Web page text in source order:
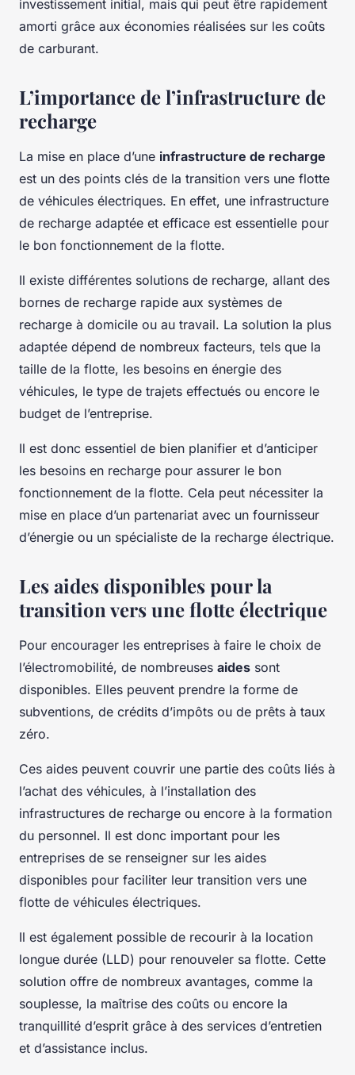
investissement initial, mais qui peut être rapidement
amorti grâce aux économies réalisées sur les coûts
de carburant.
L’importance de l’infrastructure de
recharge
La mise en place d’une infrastructure de recharge
est un des points clés de la transition vers une flotte
de véhicules électriques. En effet, une infrastructure
de recharge adaptée et efficace est essentielle pour
le bon fonctionnement de la flotte.
Il existe différentes solutions de recharge, allant des
bornes de recharge rapide aux systèmes de
recharge à domicile ou au travail. La solution la plus
adaptée dépend de nombreux facteurs, tels que la
taille de la flotte, les besoins en énergie des
véhicules, le type de trajets effectués ou encore le
budget de l’entreprise.
Il est donc essentiel de bien planifier et d’anticiper
les besoins en recharge pour assurer le bon
fonctionnement de la flotte. Cela peut nécessiter la
mise en place d’un partenariat avec un fournisseur
d’énergie ou un spécialiste de la recharge électrique.
Les aides disponibles pour la
transition vers une flotte électrique
Pour encourager les entreprises à faire le choix de
l’électromobilité, de nombreuses aides sont
disponibles. Elles peuvent prendre la forme de
subventions, de crédits d’impôts ou de prêts à taux
zéro.
Ces aides peuvent couvrir une partie des coûts liés à
l’achat des véhicules, à l’installation des
infrastructures de recharge ou encore à la formation
du personnel. Il est donc important pour les
entreprises de se renseigner sur les aides
disponibles pour faciliter leur transition vers une
flotte de véhicules électriques.
Il est également possible de recourir à la location
longue durée (LLD) pour renouveler sa flotte. Cette
solution offre de nombreux avantages, comme la
souplesse, la maîtrise des coûts ou encore la
tranquillité d’esprit grâce à des services d’entretien
et d’assistance inclus.